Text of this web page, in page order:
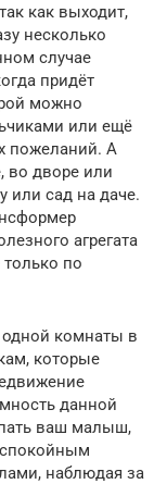
как выходит,
несколько
случае
придёт
можно
или ещё
пожеланий. А
во дворе или
или сад на даче.
агрегата
по
одной комнаты в
которые
данной
ваш малыш,
спокойным
наблюдая за